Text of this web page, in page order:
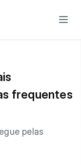
frequentes
pelas